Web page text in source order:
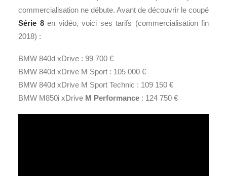
commercialisation ne débute. Avant de découvrir le coupé
Série 8en vidéo, voici ses tarifs (commercialisation fin
2018) :
BMW 840d xDrive : 99 700 €
BMW 840d xDrive M Sport : 105 000 €
BMW 840d xDrive M Sport Technic : 109 150 €
BMW M850i xDrive M Performance : 124 750 €